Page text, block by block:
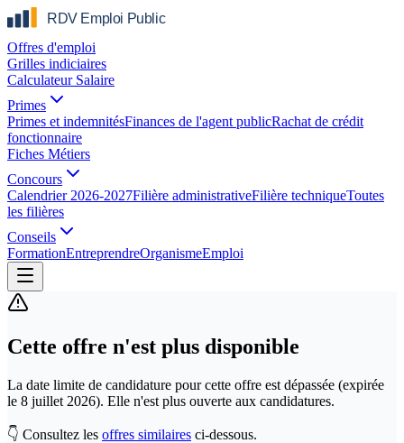
Offres d'emploi
Grilles indiciaires
Calculateur Salaire
Primes
Primes et indemnitésFinances de l'agent publicRachat de crédit
fonctionnaire
Fiches Métiers
Concours
Calendrier 2026-2027Filière administrativeFilière techniqueToutes
les filières
Conseils
FormationEntreprendreOrganismeEmploi
Cette offre n'est plus disponible
La date limite de candidature pour cette offre est dépassée (expirée
le 8 juillet 2026). Elle n'est plus ouverte aux candidatures.
👇 Consultez les offres similaires ci-dessous.